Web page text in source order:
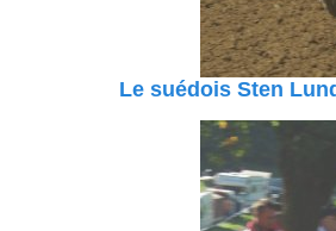
Le suédois Sten